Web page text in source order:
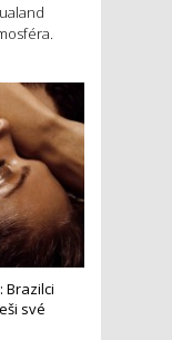
Brazilci
své